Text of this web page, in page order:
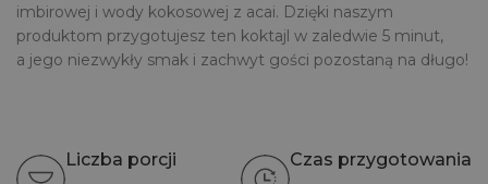
imbirowej i wody kokosowej z acai. Dzięki naszym
produktom przygotujesz ten koktajl w zaledwie 5 minut,
a jego niezwykły smak i zachwyt gości pozostaną na długo!
Liczba porcji
Czas przygotowania